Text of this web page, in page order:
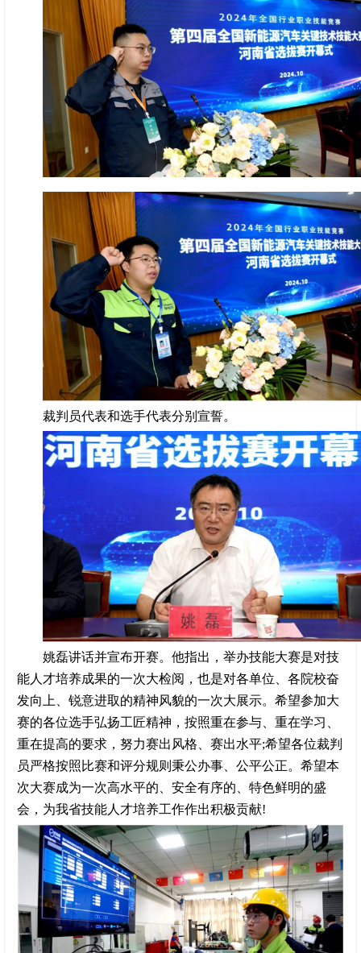
裁判员代表和选手代表分别宣誓。
姚磊讲话并宣布开赛。他指出，举办技能大赛是对技
能人才培养成果的一次大检阅，也是对各单位、各院校奋
发向上、锐意进取的精神风貌的一次大展示。希望参加大
赛的各位选手弘扬工匠精神，按照重在参与、重在学习、
重在提高的要求，努力赛出风格、赛出水平;希望各位裁判
员严格按照比赛和评分规则秉公办事、公平公正。希望本
次大赛成为一次高水平的、安全有序的、特色鲜明的盛
会，为我省技能人才培养工作作出积极贡献!